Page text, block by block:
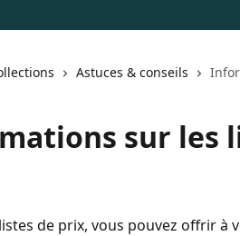
Astuces & conseils
sur les
de prix, vous pouvez offrir à